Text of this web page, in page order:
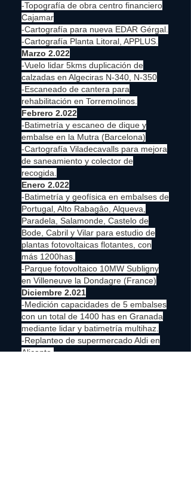
-Topografía de obra centro financiero
Cajamar
-Cartografía para nueva EDAR Gérgal.
-Cartografía Planta Litoral, APPLUS.
Marzo 2.022
-Vuelo lidar 5kms duplicación de
calzadas en Algeciras N-340, N-350
-Escaneado de cantera para
rehabilitación en Torremolinos.
Febrero 2.022
-Batimetría y escaneo de dique y
embalse en la Mutra (Barcelona)
-Cartografía Viladecavalls para mejora
de saneamiento y colector de
recogida.
Enero 2.022
-Batimetría y geofísica en embalses de
Portugal, Alto Rabagâo, Alqueva,
Paradela, Salamonde, Castelo de
Bode, Cabril y Vilar para estudio de
plantas fotovoltaicas flotantes, con
más 1200has.
-Parque fotovoltaico 10MW Subligny
en Villeneuve la Dondagre (France)
Diciembre 2.021
-Medición capacidades de 5 embalses
con un total de 1400 has en Granada
mediante lidar y batimetría multihaz.
-Replanteo de supermercado Aldi en
Alicante.